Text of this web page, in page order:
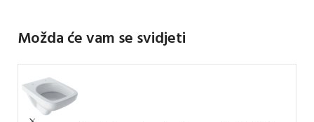
Možda će vam se svidjeti